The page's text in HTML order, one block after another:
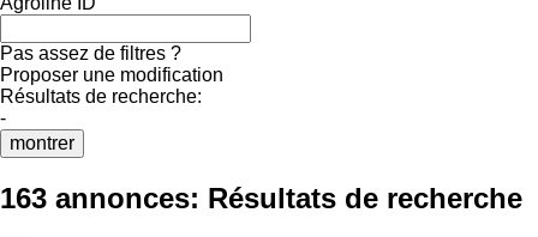
Pas assez de filtres ?
Proposer une modification
Résultats de recherche:
-
montrer
163 annonces: Résultats de recherche